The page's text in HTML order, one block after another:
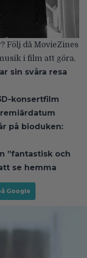
Följ då MovieZines
i film att göra.
sin svåra resa
konsertfilm
på bioduken:
”fantastisk och
se hemma
Google